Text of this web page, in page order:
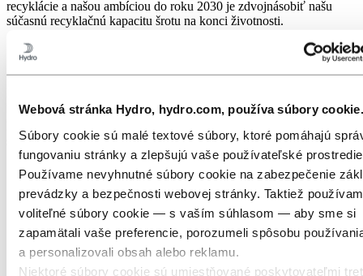
Webová stránka Hydro, hydro.com, používa súbory cookie.
Súbory cookie sú malé textové súbory, ktoré pomáhajú
fungovaniu stránky a zlepšujú vaše používateľské
Používame nevyhnutné súbory cookie na zabezpečenie
prevádzky a bezpečnosti webovej stránky. Taktiež
voliteľné súbory cookie — s vaším súhlasom — aby sme si
zapamätali vaše preferencie, porozumeli spôsobu
a personalizovali obsah alebo reklamu.
Niektoré súbory cookie sú umiestňované poskytovateľmi
recyklácie a našou ambíciou do roku 2030 je zdvojnásobiť našu
súčasnú recyklačnú kapacitu šrotu na konci životnosti.
Zmena hry recyklácie hliníka
spotrebiteľského odpadu.